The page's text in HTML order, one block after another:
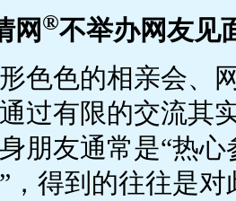
网 ®不举办网友见
色色的相亲会、
过有限的交流其
朋友通常是“热
，得到的往往是